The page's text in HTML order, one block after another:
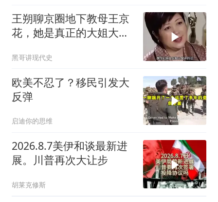
王朔聊京圈地下教母王京
花，她是真正的大姐大惹
黑哥讲现代史
欧美不忍了？移民引发大
反弹
启迪你的思维
2026.8.7美伊和谈最新进
展。川普再次大让步
胡莱克修斯